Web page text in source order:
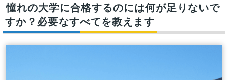
憧れの大学に合格するのには何が足りないで
すか？必要なすべてを教えます